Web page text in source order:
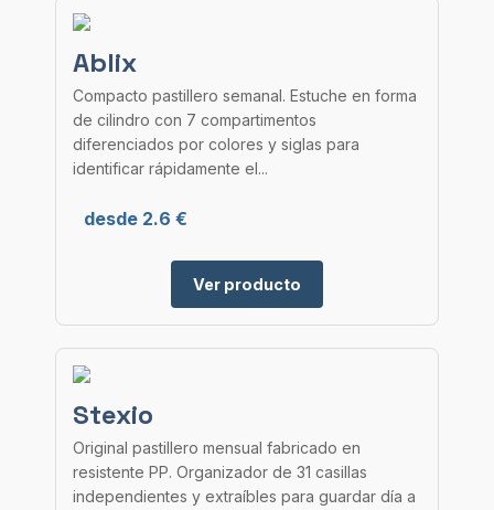
Ablix
Compacto pastillero semanal. Estuche en forma
de cilindro con 7 compartimentos
diferenciados por colores y siglas para
identificar rápidamente el...
desde 2.6 €
Ver producto
Stexio
Original pastillero mensual fabricado en
resistente PP. Organizador de 31 casillas
independientes y extraíbles para guardar día a